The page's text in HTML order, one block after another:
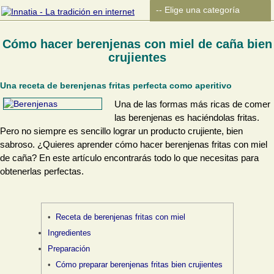
Cómo hacer berenjenas con miel de caña bien
crujientes
Una receta de berenjenas fritas perfecta como aperitivo
Una de las formas más ricas de comer
las berenjenas es haciéndolas fritas.
Pero no siempre es sencillo lograr un producto crujiente, bien
sabroso. ¿Quieres aprender cómo hacer berenjenas fritas con miel
de caña? En este artículo encontrarás todo lo que necesitas para
obtenerlas perfectas.
Receta de berenjenas fritas con miel
Ingredientes
Preparación
Cómo preparar berenjenas fritas bien crujientes